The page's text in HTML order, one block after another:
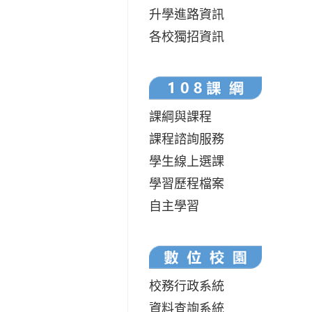
升學進路資訊
各校獨招資訊
課綱與課程
課程諮詢服務
學生線上選課
學習歷程檔案
自主學習
校務行政系統
資料查詢系統